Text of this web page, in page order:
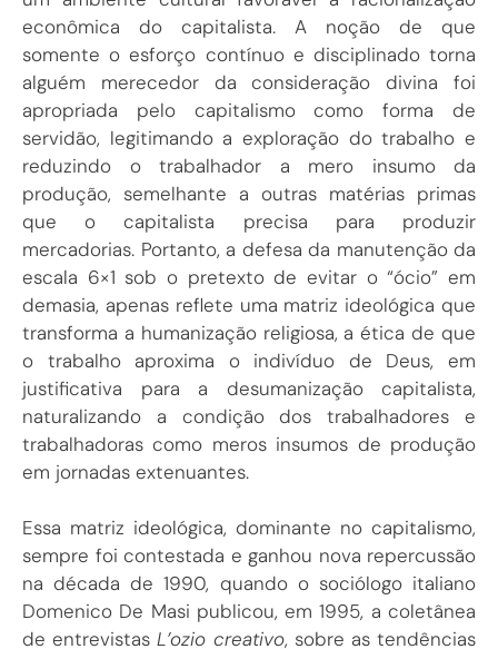
econômica do capitalista. A noção de que
somente o esforço contínuo e disciplinado torna
alguém merecedor da consideração divina foi
apropriada pelo capitalismo como forma de
servidão, legitimando a exploração do trabalho e
reduzindo o trabalhador a mero insumo da
produção, semelhante a outras matérias primas
que o capitalista precisa para produzir
mercadorias. Portanto, a defesa da manutenção da
escala 6×1 sob o pretexto de evitar o “ócio” em
demasia, apenas reflete uma matriz ideológica que
transforma a humanização religiosa, a ética de que
o trabalho aproxima o indivíduo de Deus, em
justificativa para a desumanização capitalista,
naturalizando a condição dos trabalhadores e
trabalhadoras como meros insumos de produção
em jornadas extenuantes.
Essa matriz ideológica, dominante no capitalismo,
sempre foi contestada e ganhou nova repercussão
na década de 1990, quando o sociólogo italiano
Domenico De Masi publicou, em 1995, a coletânea
de entrevistasL’ozio creativo, sobre as tendências